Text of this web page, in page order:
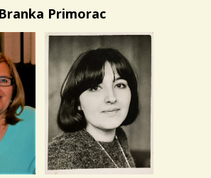
Branka Primorac